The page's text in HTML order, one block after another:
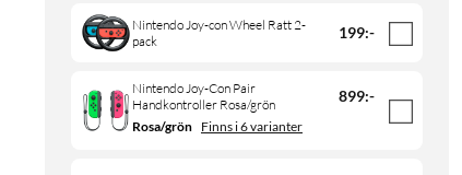
Nintendo Joy-con Wheel Ratt 2-
pack
199:-
Nintendo Joy-Con Pair
Handkontroller Rosa/grön
899:-
Rosa/grön Finns i 6 varianter